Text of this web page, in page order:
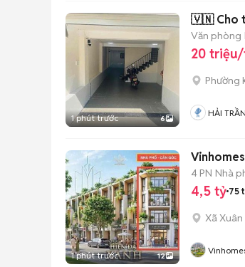
1 phút trước 6
🇻🇳 Cho
Văn phòng
20
Phường
HẢI TRẦN
1 phút trước 12
4 PN Nhà
4,5 tỷ 75
Xã Xuân